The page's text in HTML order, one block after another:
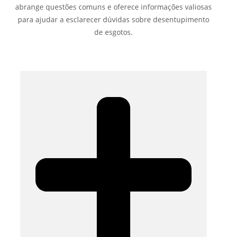
abrange questões comuns e oferece informações valiosas
para ajudar a esclarecer dúvidas sobre desentupimento
de esgotos.